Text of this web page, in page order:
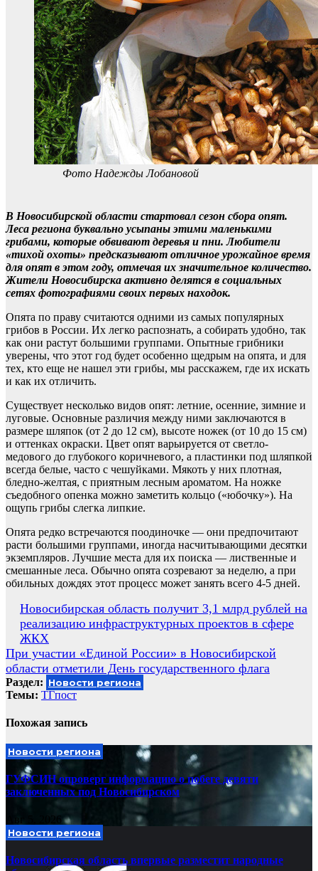
Фото Надежды Лобановой
В Новосибирской области стартовал сезон сбора опят.
Леса региона буквально усыпаны этими маленькими
грибами, которые обвивают деревья и пни. Любители
«тихой охоты» предсказывают отличное урожайное время
для опят в этом году, отмечая их значительное количество.
Жители Новосибирска активно делятся в социальных
сетях фотографиями своих первых находок.
Опята по праву считаются одними из самых популярных
грибов в России. Их легко распознать, а собирать удобно, так
как они растут большими группами. Опытные грибники
уверены, что этот год будет особенно щедрым на опята, и для
тех, кто еще не нашел эти грибы, мы расскажем, где их искать
и как их отличить.
Существует несколько видов опят: летние, осенние, зимние и
луговые. Основные различия между ними заключаются в
размере шляпок (от 2 до 12 см), высоте ножек (от 10 до 15 см)
и оттенках окраски. Цвет опят варьируется от светло-
медового до глубокого коричневого, а пластинки под шляпкой
всегда белые, часто с чешуйками. Мякоть у них плотная,
бледно-желтая, с приятным лесным ароматом. На ножке
съедобного опенка можно заметить кольцо («юбочку»). На
ощупь грибы слегка липкие.
Опята редко встречаются поодиночке — они предпочитают
расти большими группами, иногда насчитывающими десятки
экземпляров. Лучшие места для их поиска — лиственные и
смешанные леса. Обычно опята созревают за неделю, а при
обильных дождях этот процесс может занять всего 4-5 дней.
Навигация
по
записям
Новосибирская область получит 3,1 млрд рублей на
реализацию инфраструктурных проектов в сфере
ЖКХ
При участии «Единой России» в Новосибирской
области отметили День государственного флага
Раздел: Новости региона
Темы: ТГпост
Похожая запись
Новости региона
ГУФСИН опроверг информацию о побеге девяти
заключенных под Новосибирском
Новости региона
Новосибирская область впервые разместит народные